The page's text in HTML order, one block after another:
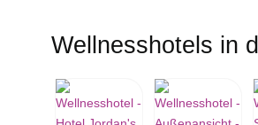
Wellnesshotels in